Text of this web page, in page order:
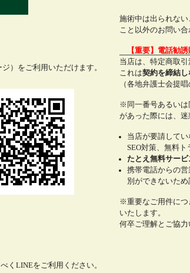
）をご利用いただけます。
くLINEをご利用ください。
施術中は出られな
こと以外のお問い
【重要】電話勧
当店は、特定商取
これは契約を締結
（各地弁護士会提
※同一番号あるいは
があった際には、迷
当店が要請してい
SEO対策、無料ト
たとえ無料サー
携帯電話からの
別ができないた
※重要なご用件につ
いたします。
何卒ご理解とご協力